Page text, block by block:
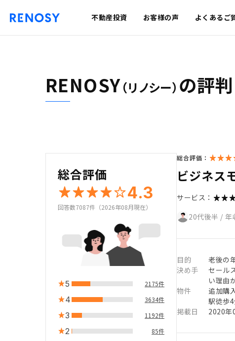
不動産投資 お客様の声 よくあるご
RENOSY（リノシー） の評判
総合評価
4.3
回答数7087件（2026年08月現在）
5 2175件
4 3634件
3 1192件
2 85件
総合評価：
ビジネス
サービス：
20代後半 / 年
目的
老後の
決め手
セール
い理由
物件
追加購
駅徒歩
掲載日
2020年